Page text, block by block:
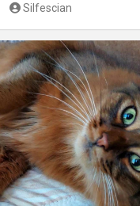
Silfescian